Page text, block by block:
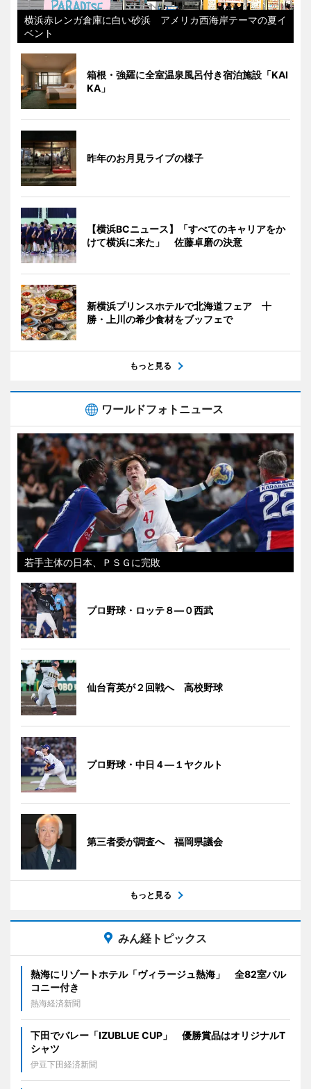
横浜赤レンガ倉庫に白い砂浜 アメリカ西海岸テーマの夏イ
ベント
箱根・強羅に全室温泉風呂付き宿泊施設「KAI
KA」
昨年のお月見ライブの様子
【横浜BCニュース】「すべてのキャリアをか
けて横浜に来た」 佐藤卓磨の決意
新横浜プリンスホテルで北海道フェア 十
勝・上川の希少食材をブッフェで
もっと見る
ワールドフォトニュース
若手主体の日本、ＰＳＧに完敗
プロ野球・ロッテ８―０西武
仙台育英が２回戦へ 高校野球
プロ野球・中日４―１ヤクルト
第三者委が調査へ 福岡県議会
もっと見る
みん経トピックス
熱海にリゾートホテル「ヴィラージュ熱海」 全82室バル
コニー付き
熱海経済新聞
下田でバレー「IZUBLUE CUP」 優勝賞品はオリジナルT
シャツ
伊豆下田経済新聞